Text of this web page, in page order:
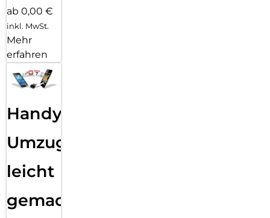
ab 0,00 €
inkl. MwSt.
Mehr
erfahren
Handy
Umzug
leicht
gemacht!